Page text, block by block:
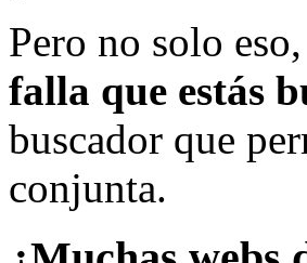
Pero no solo eso,
falla que estás
buscador que
conjunta.